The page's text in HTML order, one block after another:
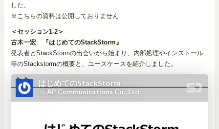
した。
※こちらの資料は公開しておりません
＜セッション1-2＞
古木一宏 『はじめてのStackStorm』
発表者とStackStormの出会いから始まり、内部処理やインストール
等のStackstormの概要と、ユースケースを紹介しました。